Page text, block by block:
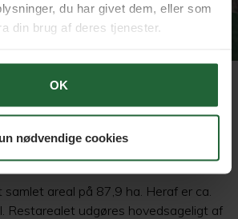
du har givet dem, eller som
din brug af deres tjenester.
OK
nødvendige cookies
med
- Rudkøbing
34, 5900 Rudkøbing
areal på 87,9 ha. Heraf er ca.
Restarealet udgøres hovedsageligt af